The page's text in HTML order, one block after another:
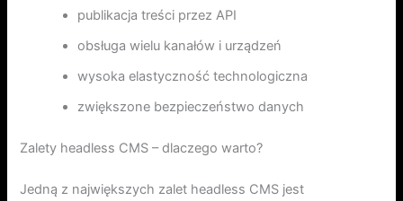
publikacja treści przez API
obsługa wielu kanałów i urządzeń
wysoka elastyczność technologiczna
zwiększone bezpieczeństwo danych
Zalety headless CMS – dlaczego warto?
Jedną z największych zalet headless CMS jest